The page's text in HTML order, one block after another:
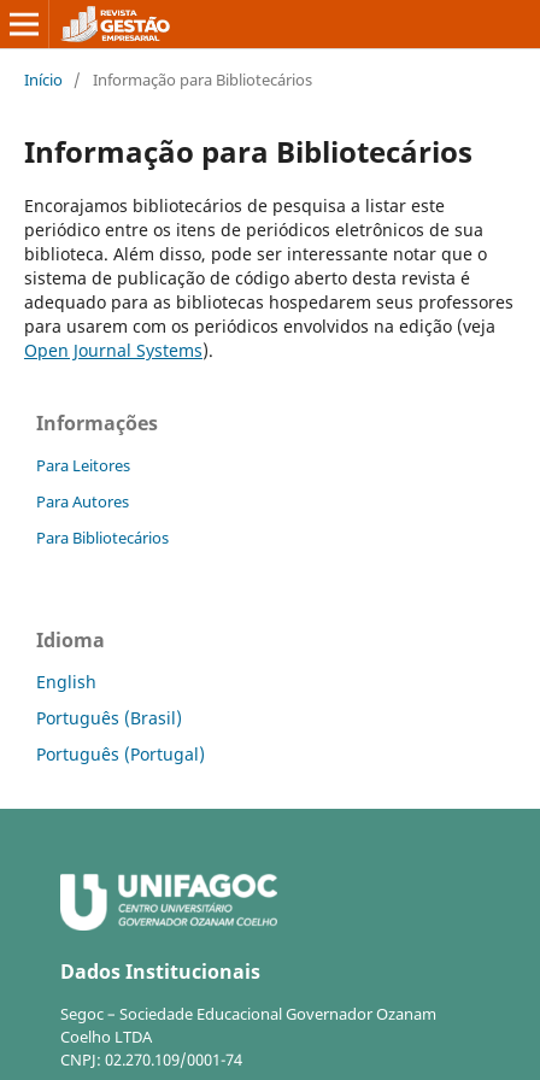
Início / Informação para Bibliotecários
Informação para Bibliotecários
Encorajamos bibliotecários de pesquisa a listar este
periódico entre os itens de periódicos eletrônicos de sua
biblioteca. Além disso, pode ser interessante notar que o
sistema de publicação de código aberto desta revista é
adequado para as bibliotecas hospedarem seus professores
para usarem com os periódicos envolvidos na edição (veja
Open Journal Systems).
Informações
Para Leitores
Para Autores
Para Bibliotecários
Idioma
English
Português (Brasil)
Português (Portugal)
Dados Institucionais
Segoc – Sociedade Educacional Governador Ozanam
Coelho LTDA
CNPJ: 02.270.109/0001-74